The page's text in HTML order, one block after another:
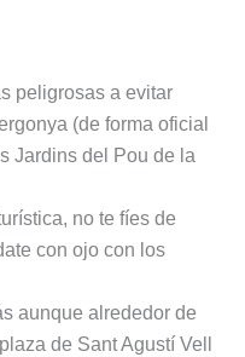
peligrosas a evitar
(de forma oficial
Jardins del Pou de la
no te fíes de
con ojo con los
aunque alrededor de
de Sant Agustí Vell